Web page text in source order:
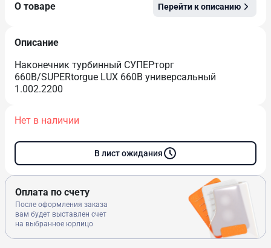
О товаре Перейти к описанию
Описание
Наконечник турбинный СУПЕРторг
660В/SUPERtorgue LUX 660B универсальный
1.002.2200
Нет в наличии
В лист ожидания
Оплата по счету
После оформления заказа
вам будет выставлен счет
на выбранное юрлицо